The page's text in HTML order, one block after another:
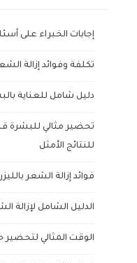
إجابات الخبراء على
تكلفة وفوائد إزالة
دليل شامل للعناية
تحضير مثالي للبشرة
للنتائج الأمثل
فوائد إزالة الشعر
الدليل الشامل لإزالة
الوقت المثالي لتحضير